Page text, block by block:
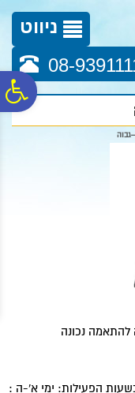
ניווט
08-
להתאמה נכונה
נוספים להתקשר לטלפון: 08-9391113 בשעות הפעילות: ימי א'-ה :